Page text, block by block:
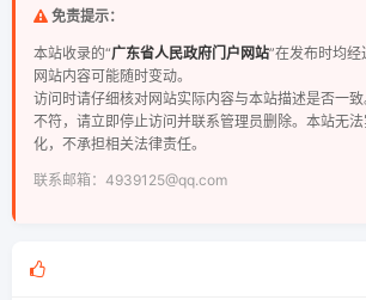
免责提示：
本站收录的“广东省人民政府门户网站”在发布时均
网站内容可能随时变动。
访问时请仔细核对网站实际内容与本站描述是否一
不符，请立即停止访问并联系管理员删除。本站无
化，不承担相关法律责任。
联系邮箱：4939125@qq.com